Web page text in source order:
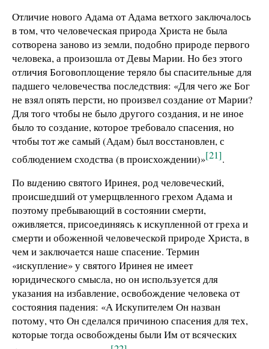
Отличие нового Адама от Адама ветхого заключалось
в том, что человеческая природа Христа не была
сотворена заново из земли, подобно природе первого
человека, а произошла от Девы Марии. Но без этого
отличия Боговоплощение теряло бы спасительные для
падшего человечества последствия: «Для чего же Бог
не взял опять персти, но произвел создание от Марии?
Для того чтобы не было другого создания, и не иное
было то создание, которое требовало спасения, но
чтобы тот же самый (Адам) был восстановлен, с
соблюдением сходства (в происхождении)»[21].
По видению святого Иринея, род человеческий,
происшедший от умерщвленного грехом Адама и
поэтому пребывающий в состоянии смерти,
оживляется, присоединяясь к искупленной от греха и
смерти и обоженной человеческой природе Христа, в
чем и заключается наше спасение. Термин
«искупление» у святого Иринея не имеет
юридического смысла, но он используется для
указания на избавление, освобождение человека от
состояния падения: «А Искупителем Он назван
потому, что Он сделался причиною спасения для тех,
которые тогда освобождены были Им от всяческих